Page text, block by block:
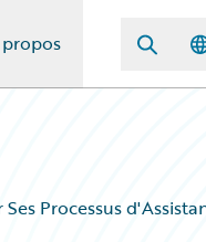
Processus